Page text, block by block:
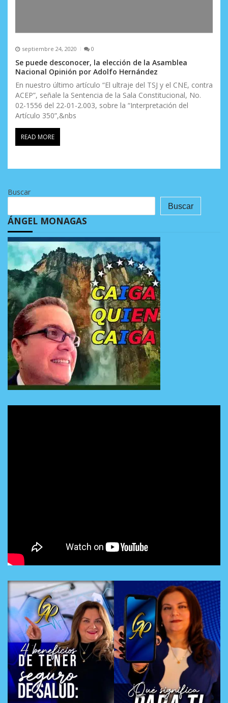
septiembre 24, 2020 0
Se puede desconocer, la elección de la Asamblea
Nacional Opinión por Adolfo Hernández
En nuestro último artículo “El ultraje del TSJ y el CNE, contra
ACEP”, señale la Sentencia de la Sala Constitucional, No.
02-1556 del 22-01-2.003, sobre la “Interpretación del
Artículo 350”,&nbs
READ MORE
Buscar
Buscar
ÁNGEL MONAGAS